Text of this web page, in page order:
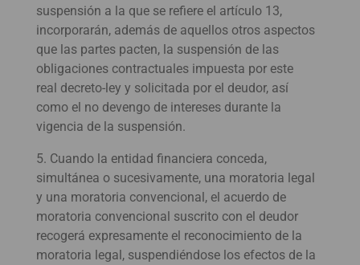
suspensión a la que se refiere el artículo 13,
incorporarán, además de aquellos otros aspectos
que las partes pacten, la suspensión de las
obligaciones contractuales impuesta por este
real decreto-ley y solicitada por el deudor, así
como el no devengo de intereses durante la
vigencia de la suspensión.
5. Cuando la entidad financiera conceda,
simultánea o sucesivamente, una moratoria legal
y una moratoria convencional, el acuerdo de
moratoria convencional suscrito con el deudor
recogerá expresamente el reconocimiento de la
moratoria legal, suspendiéndose los efectos de la